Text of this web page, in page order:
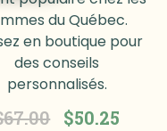
du Québec.
en boutique pour
des conseils
personnalisés.
67.00 $50.25